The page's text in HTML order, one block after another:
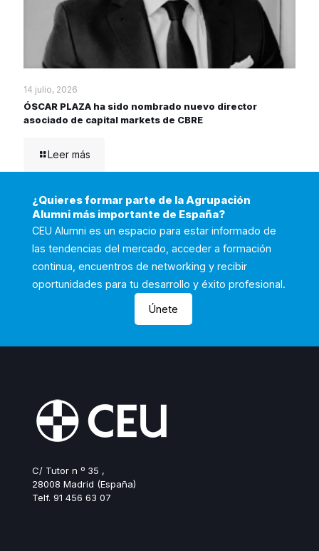
14 julio, 2026
ÓSCAR PLAZA ha sido nombrado nuevo director
asociado de capital markets de CBRE
Leer más
¿Quieres formar parte de la Agrupación
Alumni más importante de España?
CEU Alumni es un espacio para estar informado de
las tendencias del mercado, acceder a formación
continua, encuentros de networking y recibir
oportunidades para tu desarrollo y éxito profesional.
Únete
C/ Tutor n º 35 ,
28008 Madrid (España)
Telf. 91 456 63 07